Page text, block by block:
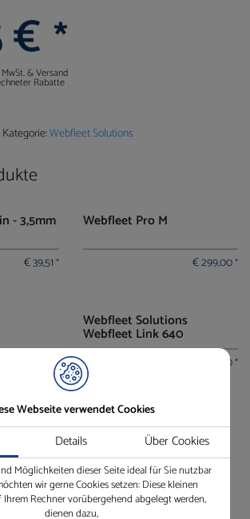
Webseite verwendet Cookies
Details Über Cookies
Möglichkeiten dieser Seite ideal für Sie nutzbar
wir gerne Cookies setzen: Diese kleinen
Ihrem Rechner vorübergehend abgelegt werden,
dienen dazu,
€ *
& Versand
Rabatte
Kategorie:Webfleet Solutions
- 3,5mm
€39,51 *
Webfleet Pro M
€299,00*
*
Webfleet Solutions
Webfleet Link 640
199,00*